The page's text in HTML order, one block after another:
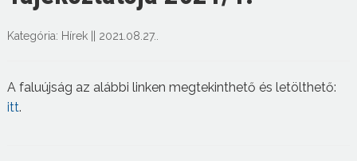
Kategória: Hírek|| 2021.08.27.
A faluújság az alábbi linken megtekinthető és letölthető:
itt.